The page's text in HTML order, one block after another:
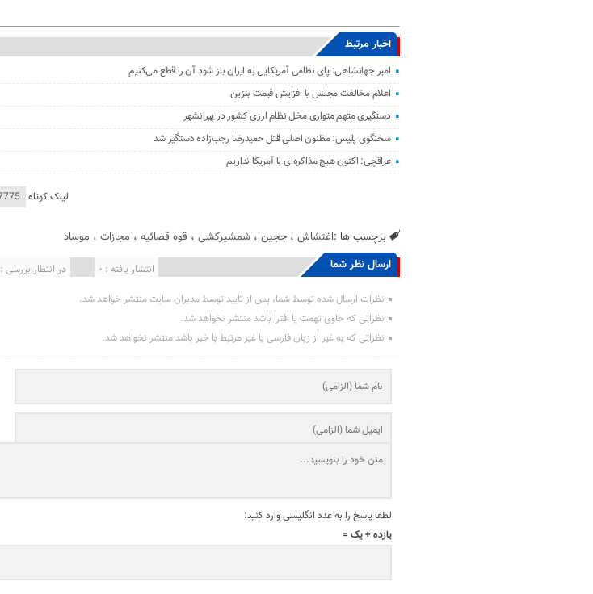
اخبار مرتبط
امیر جهانشاهی: پای نظامی آمریکایی به ایران باز شود آن را قطع می‌کنیم
اعلام مخالفت مجلس با افزایش قیمت بنزین
دستگیری متهم متواری مخل نظام ارزی کشور در پیرانشهر
سخنگوی پلیس: مظنون اصلی قتل حمیدرضا رجب‌زاده دستگیر شد
عراقچی: اکنون هیچ مذاکره‌ای با آمریکا نداریم
لینک کوتاه
برچسب ها :اغتشاش ،ججین ،شمشیرکشی ، قوه قضائیه ، مجازات ، موساد
ارسال نظر شما در انتظار بررسی : 0 انتشار یافته : 0
نظرات ارسال شده توسط شما، پس از تایید توسط مدیران سایت منتشر خواهد شد.
نظراتی که حاوی تهمت یا افترا باشد منتشر نخواهد شد.
نظراتی که به غیر از زبان فارسی یا غیر مرتبط با خبر باشد منتشر نخواهد شد.
لطفا پاسخ را به عدد انگلیسی وارد کنید:
یازده + یک =